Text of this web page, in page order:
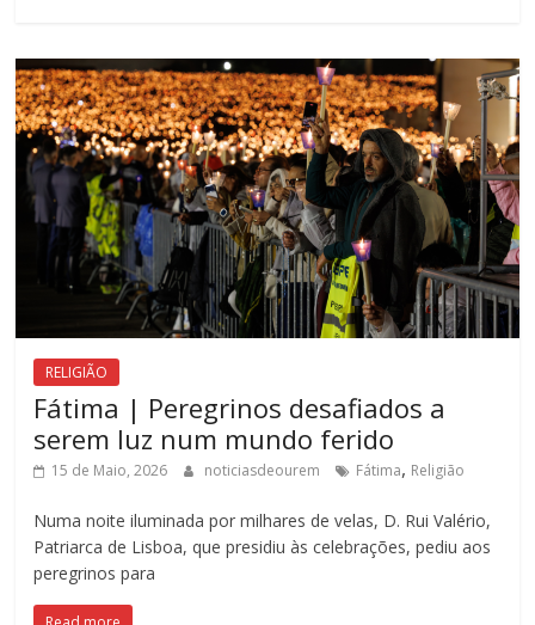
RELIGIÃO
Fátima | Peregrinos desafiados a
serem luz num mundo ferido
15 de Maio, 2026 noticiasdeourem Fátima, Religião
Numa noite iluminada por milhares de velas, D. Rui Valério,
Patriarca de Lisboa, que presidiu às celebrações, pediu aos
peregrinos para